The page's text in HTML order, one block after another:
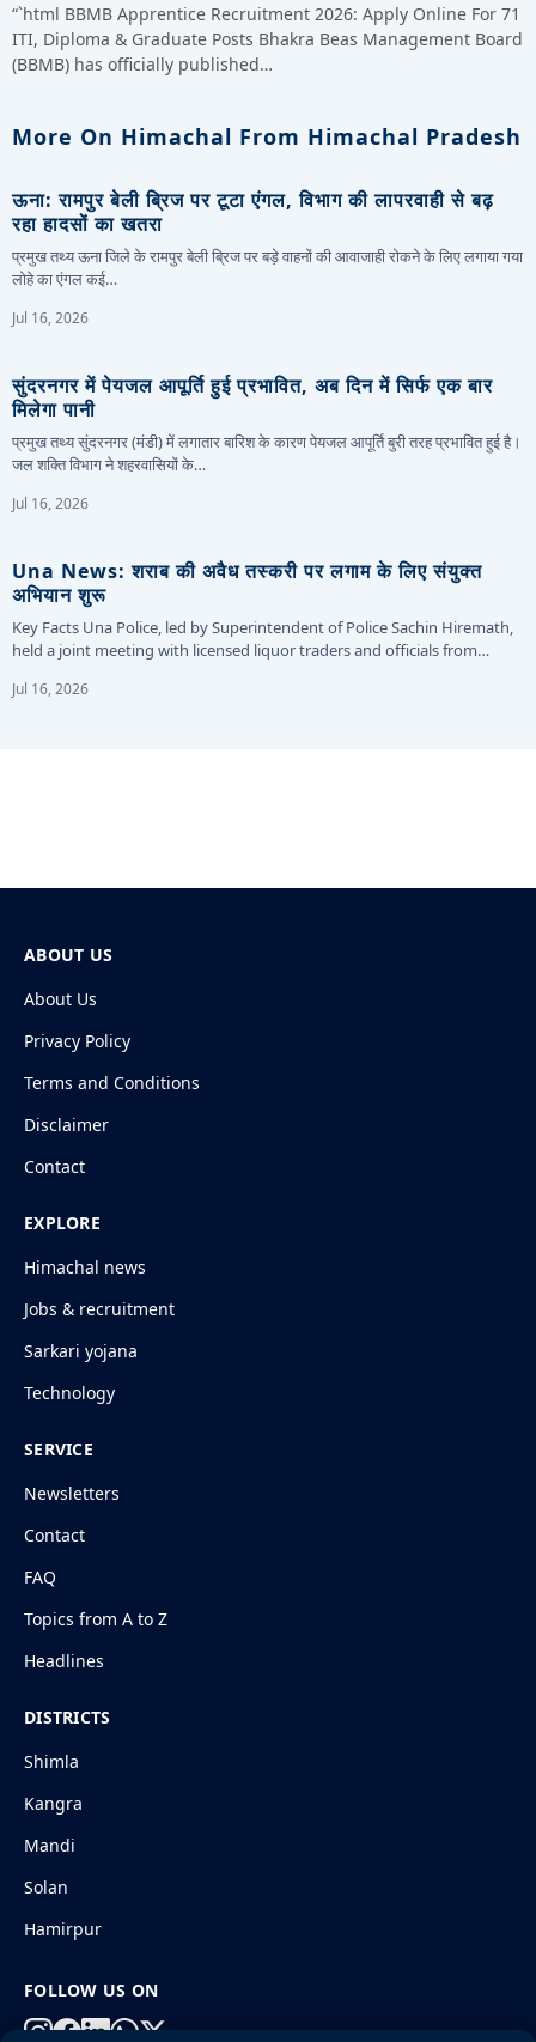
“`html BBMB Apprentice Recruitment 2026: Apply Online For 71
ITI, Diploma & Graduate Posts Bhakra Beas Management Board
(BBMB) has officially published…
More On Himachal From Himachal Pradesh
ऊना: रामपुर बेली ब्रिज पर टूटा एंगल, विभाग की लापरवाही से बढ़
रहा हादसों का खतरा
प्रमुख तथ्य ऊना जिले के रामपुर बेली ब्रिज पर बड़े वाहनों की आवाजाही रोकने के लिए लगाया गया
लोहे का एंगल कई…
Jul 16, 2026
सुंदरनगर में पेयजल आपूर्ति हुई प्रभावित, अब दिन में सिर्फ एक बार
मिलेगा पानी
प्रमुख तथ्य सुंदरनगर (मंडी) में लगातार बारिश के कारण पेयजल आपूर्ति बुरी तरह प्रभावित हुई है।
जल शक्ति विभाग ने शहरवासियों के…
Jul 16, 2026
Una News: शराब की अवैध तस्करी पर लगाम के लिए संयुक्त
अभियान शुरू
Key Facts Una Police, led by Superintendent of Police Sachin Hiremath,
held a joint meeting with licensed liquor traders and officials from…
Jul 16, 2026
ABOUT US
About Us
Privacy Policy
Terms and Conditions
Disclaimer
Contact
EXPLORE
Himachal news
Jobs & recruitment
Sarkari yojana
Technology
SERVICE
Newsletters
Contact
FAQ
Topics from A to Z
Headlines
DISTRICTS
Shimla
Kangra
Mandi
Solan
Hamirpur
FOLLOW US ON